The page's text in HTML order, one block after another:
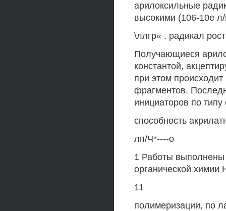
арилоксильные
высокими (106-10е
\ллгр« . радикал
Получающиеся
константой,
при этом
фрагментов.
инициаторов по
способность
лп/Ч*----о
1 Работы выполнены
органической
11
полимеризации, по